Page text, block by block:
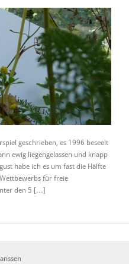
geschrieben, es 1996 beseelt
ewig liegengelassen und knapp
habe ich es um fast die Hälfte
für freie
den 5 […]